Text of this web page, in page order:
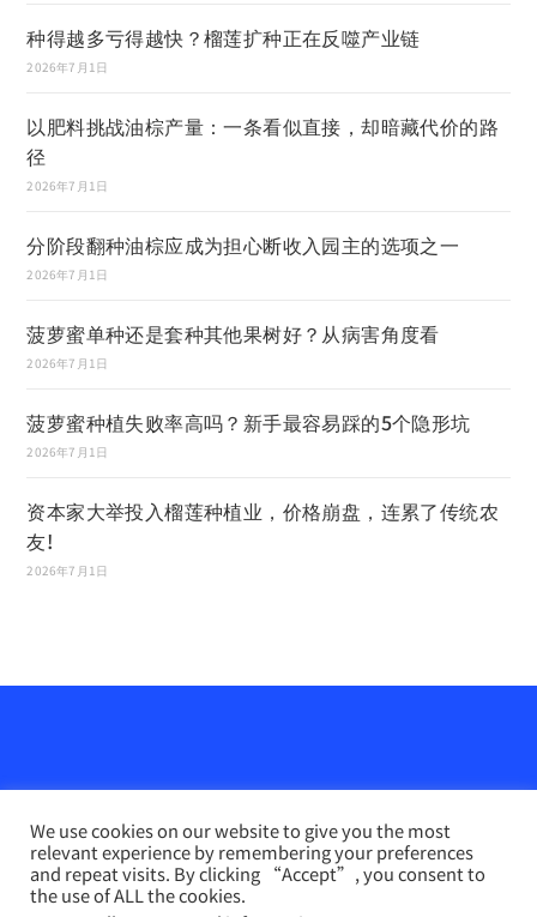
种得越多亏得越快？榴莲扩种正在反噬产业链
2026年7月1日
以肥料挑战油棕产量：一条看似直接，却暗藏代价的路
径
2026年7月1日
分阶段翻种油棕应成为担心断收入园主的选项之一
2026年7月1日
菠萝蜜单种还是套种其他果树好？从病害角度看
2026年7月1日
菠萝蜜种植失败率高吗？新手最容易踩的5个隐形坑
2026年7月1日
资本家大举投入榴莲种植业，价格崩盘，连累了传统农
友!
2026年7月1日
We use cookies on our website to give you the most
relevant experience by remembering your preferences
and repeat visits. By clicking “Accept”, you consent to
the use of ALL the cookies.